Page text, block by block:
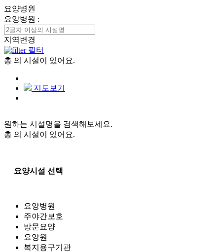
요양병원
요양병원 :
지역변경
필터
총 의 시설이 있어요.
지도보기
원하는 시설명을 검색해보세요.
총 의 시설이 있어요.
요양시설 선택
요양병원
주야간보호
방문요양
요양원
복지용구기관